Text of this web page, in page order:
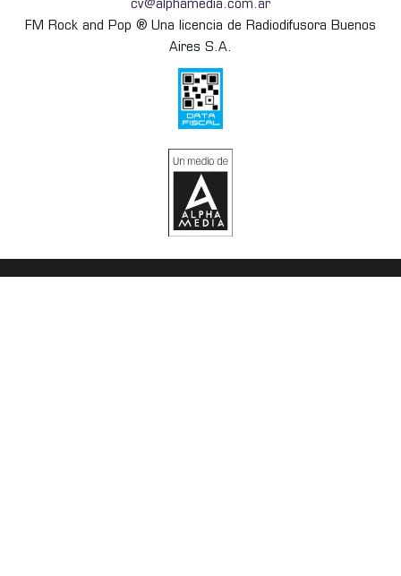
cv@alphamedia.com.ar
FM Rock and Pop ® Una licencia de Radiodifusora Buenos
Aires S.A.